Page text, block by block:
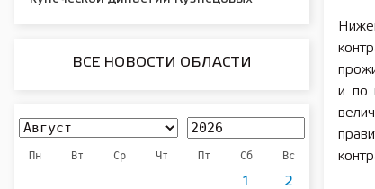
ВСЕ НОВОСТИ ОБЛАСТИ
Пн Вт Ср Чт Пт Сб Вс
1 2
и по